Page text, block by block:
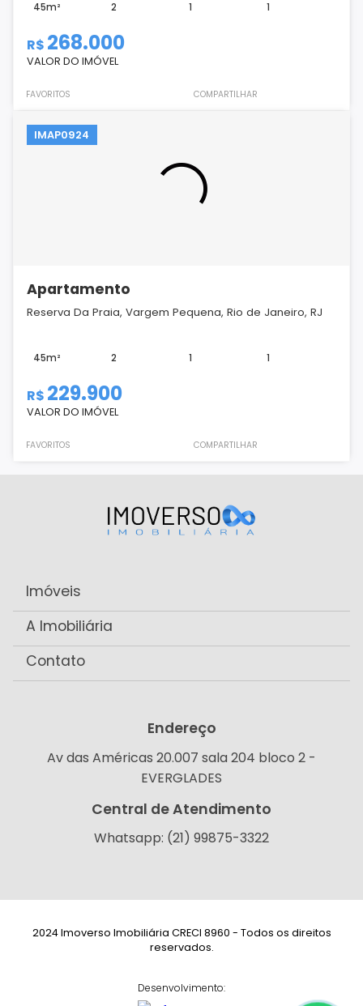
45m² 2 1 1
R$ 268.000
VALOR DO IMÓVEL
FAVORITOS COMPARTILHAR
IMAP0924
Apartamento
Reserva Da Praia, Vargem Pequena, Rio de Janeiro, RJ
45m² 2 1 1
R$ 229.900
VALOR DO IMÓVEL
FAVORITOS COMPARTILHAR
Imóveis
A Imobiliária
Contato
Endereço
Av das Américas 20.007 sala 204 bloco 2 -
EVERGLADES
Central de Atendimento
Whatsapp: (21) 99875-3322
2024 Imoverso Imobiliária CRECI 8960 - Todos os direitos
reservados.
Desenvolvimento: